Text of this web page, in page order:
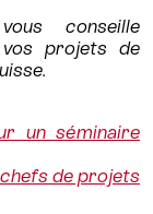
conseille
projets de
un séminaire
de projets